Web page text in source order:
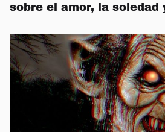
sobre el amor, la soledad